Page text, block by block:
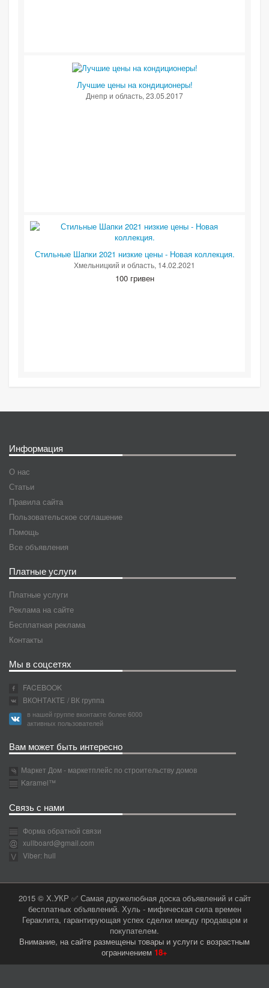
Лучшие цены на кондиционеры!
Днепр и область, 23.05.2017
Стильные Шапки 2021 низкие цены - Новая коллекция.
Хмельницкий и область, 14.02.2021
100 гривен
Информация
О нас
Статьи
Правила сайта
Пользовательское соглашение
Помощь
Все объявления
Платные услуги
Платные услуги
Реклама на сайте
Бесплатная реклама
Контакты
Мы в соцсетях
FACEBOOK
ВКОНТАКТЕ / ВК группа
в нашей группе вконтакте более 6000
активных пользователей
Вам может быть интересно
Маркет Дом - маркетплейс по строительству домов
Karamel™
Связь с нами
Форма обратной связи
xullboard@gmail.com
Viber: hull
2015 © Х.УКР ✅ Самая дружелюбная доска объявлений и сайт
бесплатных объявлений. Хуль - мифическая сила времен
Гераклита, гарантирующая успех сделки между продавцом и
покупателем.
Внимание, на сайте размещены товары и услуги с возрастным
ограничением 18+